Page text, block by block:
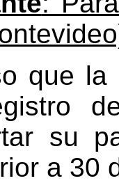
que la
su
a 30